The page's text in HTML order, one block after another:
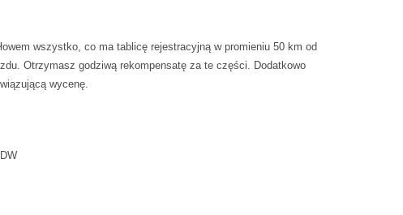
wszystko, co ma tablicę rejestracyjną w promieniu 50 km od
Otrzymasz godziwą rekompensatę za te części. Dodatkowo
wycenę.